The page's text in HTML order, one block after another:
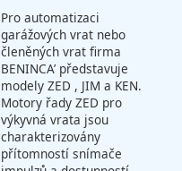
Pro automatizaci
garážových vrat nebo
členěných vrat firma
BENINCA’ představuje
modely ZED , JIM a KEN.
Motory řady ZED pro
výkyvná vrata jsou
charakterizovány
přítomností snímače